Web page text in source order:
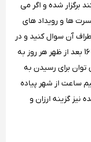
شده و اگر می
ها و رویداد های
آن سوال کنید و در
آخر این مجموعه از ساعت 9 صبح تا 16 بعد از ظهر هر روز به
توان برای رسیدن به
ساعت از شهر پیاده
نیز گزینه ارزان و